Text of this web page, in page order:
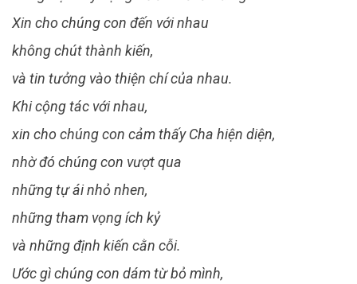
Xin cho chúng con đến với nhau
không chút thành kiến,
và tin tưởng vào thiện chí của nhau.
Khi cộng tác với nhau,
xin cho chúng con cảm thấy Cha hiện diện,
nhờ đó chúng con vượt qua
những tự ái nhỏ nhen,
những tham vọng ích kỷ
và những định kiến cằn cỗi.
Ước gì chúng con dám từ bỏ mình,